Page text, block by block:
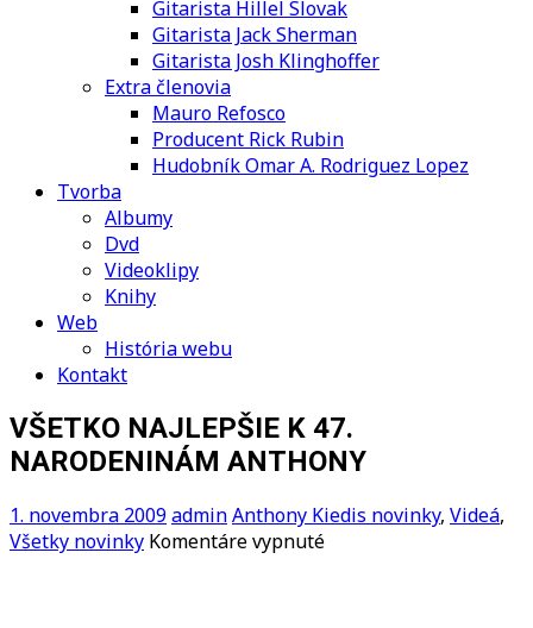
Gitarista Hillel Slovak
Gitarista Jack Sherman
Gitarista Josh Klinghoffer
Extra členovia
Mauro Refosco
Producent Rick Rubin
Hudobník Omar A. Rodriguez Lopez
Tvorba
Albumy
Dvd
Videoklipy
Knihy
Web
História webu
Kontakt
VŠETKO NAJLEPŠIE K 47.
NARODENINÁM ANTHONY
1. novembra 2009adminAnthony Kiedis novinky, Videá,
Všetky novinky Komentáre vypnuténa